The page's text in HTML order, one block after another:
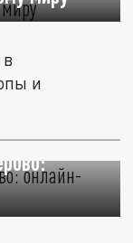
и